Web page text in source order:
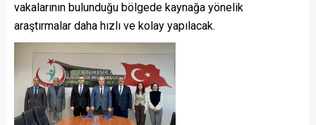
vakalarının bulunduğu bölgede kaynağa yönelik
araştırmalar daha hızlı ve kolay yapılacak.